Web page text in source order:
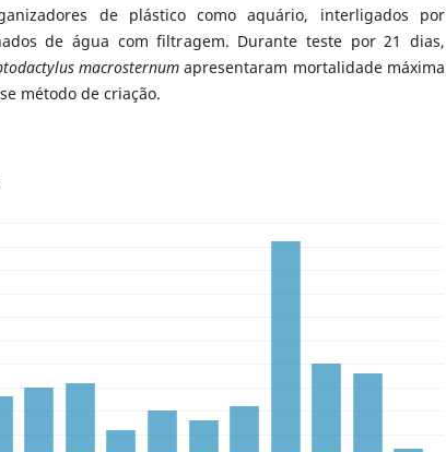
de plástico como aquário, interligados por
de água com filtragem. Durante teste por 21 dias,
macrosternum apresentaram mortalidade máxima
método de criação.